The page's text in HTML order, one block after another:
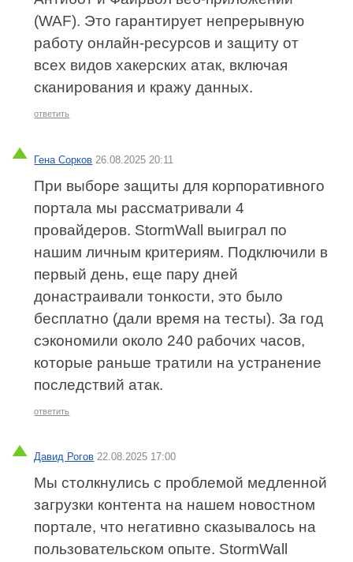
(WAF). Это гарантирует непрерывную
работу онлайн-ресурсов и защиту от
всех видов хакерских атак, включая
сканирования и кражу данных.
ответить
Гена Сорков 26.08.2025 20:11
При выборе защиты для корпоративного
портала мы рассматривали 4
провайдеров. StormWall выиграл по
нашим личным критериям. Подключили в
первый день, еще пару дней
донастраивали тонкости, это было
бесплатно (дали время на тесты). За год
сэкономили около 240 рабочих часов,
которые раньше тратили на устранение
последствий атак.
ответить
Давид Рогов 22.08.2025 17:00
Мы столкнулись с проблемой медленной
загрузки контента на нашем новостном
портале, что негативно сказывалось на
пользовательском опыте. StormWall